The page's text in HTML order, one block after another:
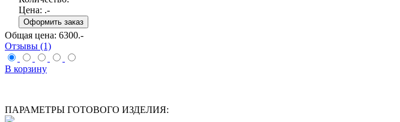
Цена: .-
Общая цена: 6300.-
Отзывы (1)
В корзину
ПАРАМЕТРЫ ГОТОВОГО ИЗДЕЛИЯ: